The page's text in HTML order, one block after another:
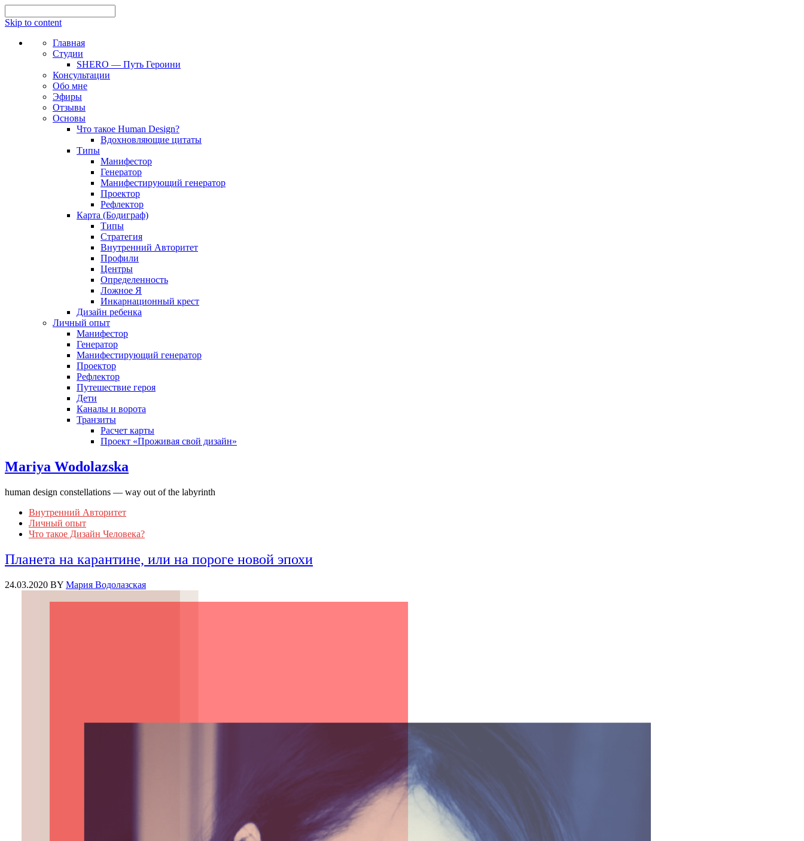
Skip to content
Главная
Студии
SHERO — Путь Героини
Консультации
Обо мне
Эфиры
Отзывы
Основы
Что такое Human Design?
Вдохновляющие цитаты
Типы
Манифестор
Генератор
Манифестирующий генератор
Проектор
Рефлектор
Карта (Бодиграф)
Типы
Стратегия
Внутренний Авторитет
Профили
Центры
Определенность
Ложное Я
Инкарнационный крест
Дизайн ребенка
Личный опыт
Манифестор
Генератор
Манифестирующий генератор
Проектор
Рефлектор
Путешествие героя
Дети
Каналы и ворота
Транзиты
Расчет карты
Проект «Проживая свой дизайн»
Mariya Wodolazska
human design constellations — way out of the labyrinth
Внутренний Авторитет
Личный опыт
Что такое Дизайн Человека?
Планета на карантине, или на пороге новой эпохи
24.03.2020 BY Мария Водолазская